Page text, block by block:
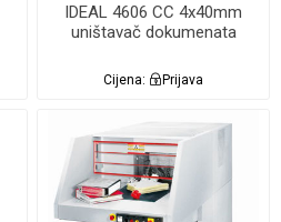
IDEAL 4606 CC 4x40mm
uništavač dokumenata
Cijena: Prijava